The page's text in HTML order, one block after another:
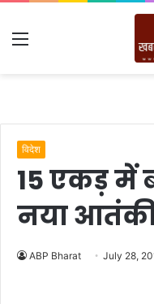
Menu
विदेश
15 एकड़ में
नया
ABP Bharat July 28,